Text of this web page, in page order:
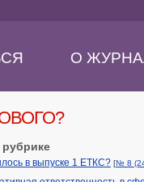
О
в выпуске 1 ЕТКС? [№ 8